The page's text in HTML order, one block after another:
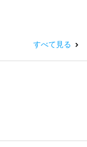
すべて見る